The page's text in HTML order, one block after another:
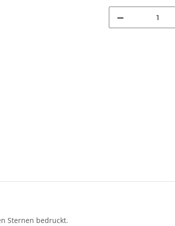
Sternen bedruckt.